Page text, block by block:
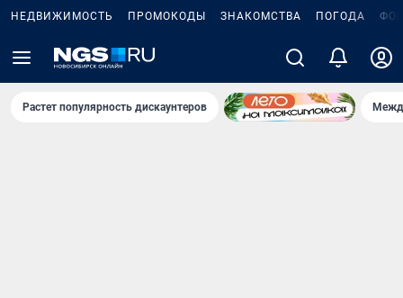
НЕДВИЖИМОСТЬ ПРОМОКОДЫ ЗНАКОМСТВА ПОГОДА
Растет популярность дискаунтеров